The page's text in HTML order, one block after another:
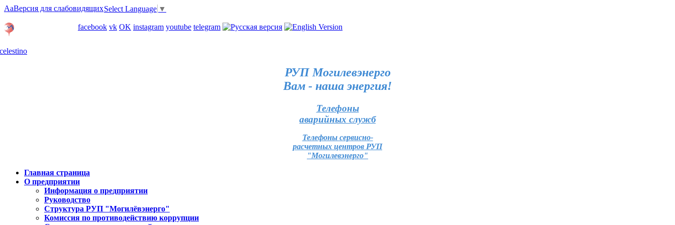
AaВерсия для слабовидящихSelect Language ▼
facebook vk OK instagram youtube telegram
РУП Могилевэнерго
Вам - наша энергия!
Телефоны
аварийных служб
Телефоны сервисно-
расчетных центров РУП
"Могилевэнерго"
Главная страница
О предприятии
Информация о предприятии
Руководство
Структура РУП "Могилёвэнерго"
Комиссия по противодействию коррупции